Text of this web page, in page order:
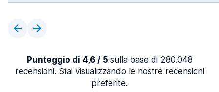
Punteggio di 4,6 / 5 sulla base di 280.048
recensioni. Stai visualizzando le nostre recensioni
preferite.